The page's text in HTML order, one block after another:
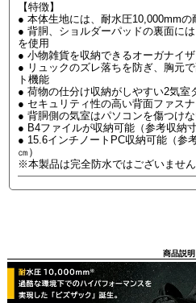
【特徴】
● 本体生地には、耐水圧10,000mm
● 背胴、ショルダーパッドの裏面に
を使用
● 小物雑貨を収納できるオーガナイ
● リュックのズレ落ちを防ぎ、胸元
ト機能
● 荷物の仕分け収納がしやすい2気室
● セキュリティ性の高い背面ファス
● 背胴側の気室はパソコンを傷つけ
● B4ファイルが収納可能（参考収納
● 15.6インチノートPC収納可能（参
㎝）
※本製品は完全防水ではございません
商品説明